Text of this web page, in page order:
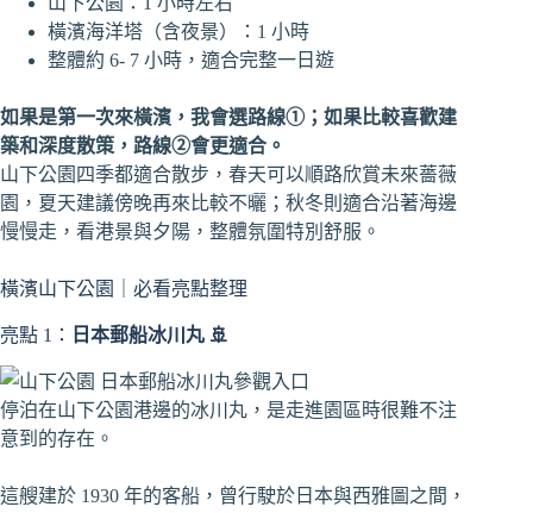
橫濱海洋塔（含夜景）：1 小時
整體約 6- 7 小時，適合完整一日遊
如果是第一次來橫濱，我會選路線①；如果比較喜歡建
築和深度散策，路線②會更適合。
山下公園四季都適合散步，春天可以順路欣賞未來薔薇
園，夏天建議傍晚再來比較不曬；秋冬則適合沿著海邊
慢慢走，看港景與夕陽，整體氛圍特別舒服。
橫濱山下公園｜必看亮點整理
亮點 1： 日本郵船冰川丸 🚢
停泊在山下公園港邊的冰川丸，是走進園區時很難不注
意到的存在。
這艘建於 1930 年的客船，曾行駛於日本與西雅圖之間，